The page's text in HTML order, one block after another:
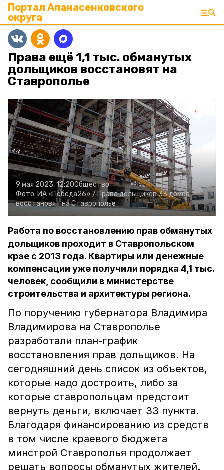
Портал Апанасенковского
округа
Права ещё 1,1 тыс. обманутых
дольщиков восстановят на
Ставрополье
9 мая 2023, 12:20Общество
Фото: ИА «Победа26» / Права дольщиков 33 домов
восстановят на Ставрополье
Работа по восстановлению прав обманутых
дольщиков проходит в Ставропольском
крае с 2013 года. Квартиры или денежные
компенсации уже получили порядка 4,1 тыс.
человек, сообщили в министерстве
строительства и архитектуры региона.
По поручению губернатора Владимира
Владимирова на Ставрополье
разработали план-график
восстановления прав дольщиков. На
сегодняшний день список из объектов,
которые надо достроить, либо за
которые ставропольцам предстоит
вернуть деньги, включает 33 пункта.
Благодаря финансированию из средств
в том числе краевого бюджета
минстрой Ставрополья продолжает
решать вопросы обманутых жителей.